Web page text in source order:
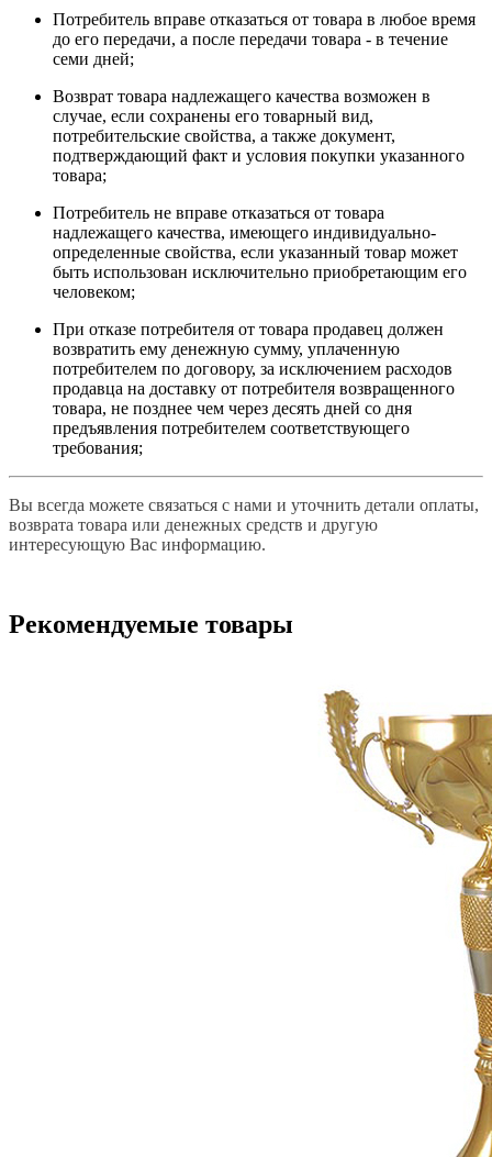
Потребитель вправе отказаться от товара в любое время
до его передачи, а после передачи товара - в течение
семи дней;
Возврат товара надлежащего качества возможен в
случае, если сохранены его товарный вид,
потребительские свойства, а также документ,
подтверждающий факт и условия покупки указанного
товара;
Потребитель не вправе отказаться от товара
надлежащего качества, имеющего индивидуально-
определенные свойства, если указанный товар может
быть использован исключительно приобретающим его
человеком;
При отказе потребителя от товара продавец должен
возвратить ему денежную сумму, уплаченную
потребителем по договору, за исключением расходов
продавца на доставку от потребителя возвращенного
товара, не позднее чем через десять дней со дня
предъявления потребителем соответствующего
требования;
Вы всегда можете связаться с нами и уточнить детали оплаты,
возврата товара или денежных средств и другую
интересующую Вас информацию.
Рекомендуемые товары